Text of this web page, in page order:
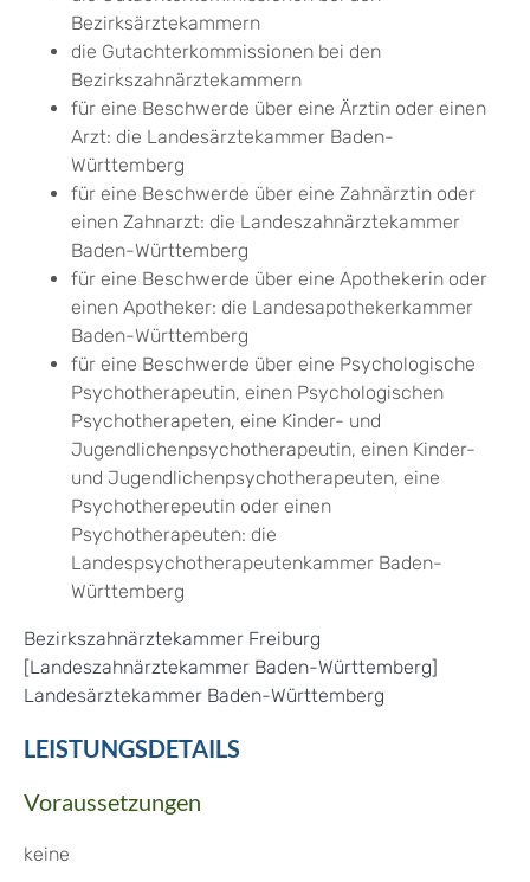
Bezirksärztekammern
die Gutachterkommissionen bei den
Bezirkszahnärztekammern
für eine Beschwerde über eine Ärztin oder einen
Arzt: die Landesärztekammer Baden-
Württemberg
für eine Beschwerde über eine Zahnärztin oder
einen Zahnarzt: die Landeszahnärztekammer
Baden-Württemberg
für eine Beschwerde über eine Apothekerin oder
einen Apotheker: die Landesapothekerkammer
Baden-Württemberg
für eine Beschwerde über eine Psychologische
Psychotherapeutin, einen Psychologischen
Psychotherapeten, eine Kinder- und
Jugendlichenpsychotherapeutin, einen Kinder-
und Jugendlichenpsychotherapeuten, eine
Psychotherepeutin oder einen
Psychotherapeuten: die
Landespsychotherapeutenkammer Baden-
Württemberg
Bezirkszahnärztekammer Freiburg
[Landeszahnärztekammer Baden-Württemberg]
Landesärztekammer Baden-Württemberg
LEISTUNGSDETAILS
Voraussetzungen
keine